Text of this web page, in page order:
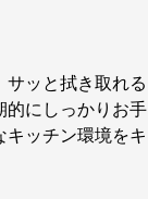
サッと拭き取れる
的にしっかりお手
キッチン環境をキ